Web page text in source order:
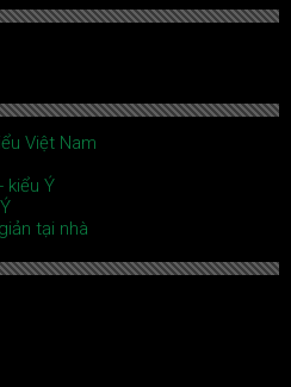
Việt Nam
kiểu Ý
tại nhà